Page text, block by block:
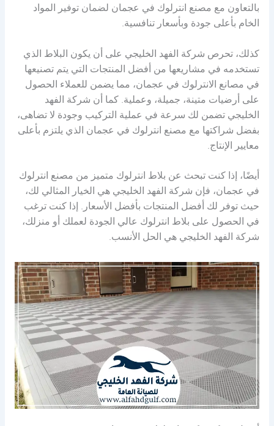
بالتعاون مع مصنع انترلوك في عجمان لضمان توفير المواد
الخام بأعلى جودة وبأسعار تنافسية.
كذلك، تحرص شركة الفهد الخليجي على أن يكون البلاط الذي
تستخدمه في مشاريعها من أفضل المنتجات التي يتم تصنيعها
في مصانع الانترلوك في عجمان، مما يضمن للعملاء الحصول
على أرضيات متينة، جميلة، وعملية. كما أن شركة الفهد
الخليجي تضمن لك سرعة في عملية التركيب وجودة لا تضاهى،
بفضل شراكتها مع مصنع انترلوك في عجمان الذي يلتزم بأعلى
معايير الإنتاج.
أيضًا، إذا كنت تبحث عن بلاط انترلوك متميز من مصنع انترلوك
في عجمان، فإن شركة الفهد الخليجي هي الخيار المثالي لك،
حيث توفر لك أفضل المنتجات بأفضل الأسعار. إذا كنت ترغب
في الحصول على بلاط انترلوك عالي الجودة لعملك أو منزلك،
شركة الفهد الخليجي هي الحل الأنسب.